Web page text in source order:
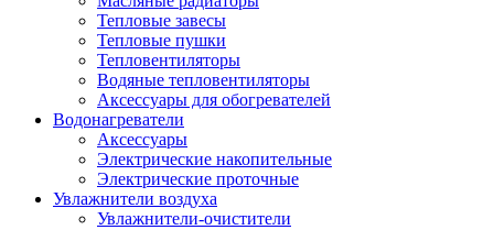
Тепловые завесы
Тепловые пушки
Тепловентиляторы
Водяные тепловентиляторы
Аксессуары для обогревателей
Водонагреватели
Аксессуары
Электрические накопительные
Электрические проточные
Увлажнители воздуха
Увлажнители-очистители